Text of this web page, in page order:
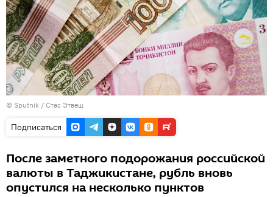
© Sputnik / Стас Этвеш
Подписаться
После заметного подорожания российской
валюты в Таджикистане, рубль вновь
опустился на несколько пунктов